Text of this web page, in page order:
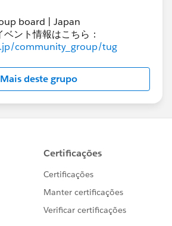
board | Japan
ント情報はこちら：
community_group/tug
Mais deste grupo